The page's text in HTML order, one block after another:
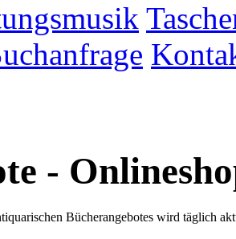
-
Bücherangebotes wird täglich